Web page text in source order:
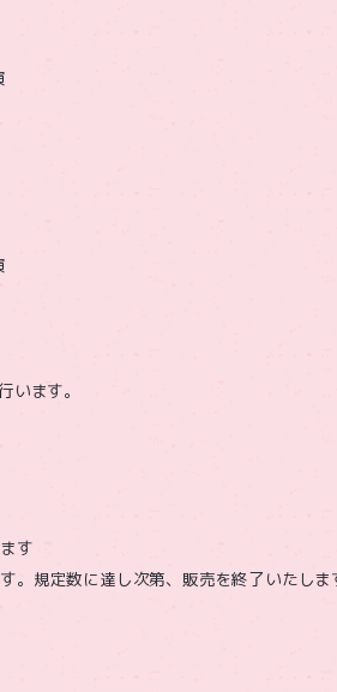
います。
す
。規定数に達し次第、販売を終了いたしま